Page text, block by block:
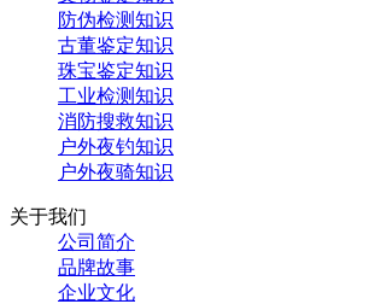
防伪检测知识
古董鉴定知识
珠宝鉴定知识
工业检测知识
消防搜救知识
户外夜钓知识
户外夜骑知识
关于我们
公司简介
品牌故事
企业文化